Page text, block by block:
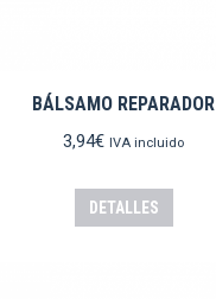
BÁLSAMO REPARADOR
3,94€ IVA incluido
DETALLES